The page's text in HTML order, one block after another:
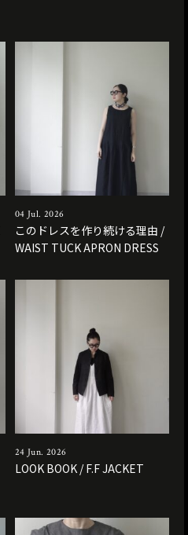
04 Jul. 2026
このドレスを作り続ける理由 /
WAIST TUCK APRON DRESS
24 Jun. 2026
LOOK BOOK / F.F JACKET